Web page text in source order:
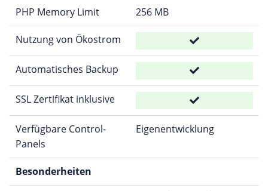
PHP Memory Limit 256 MB
Nutzung von Ökostrom
Automatisches Backup
SSL Zertifikat inklusive
Verfügbare Control-
Panels
Eigenentwicklung
Besonderheiten